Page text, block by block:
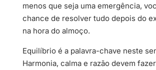
menos que seja uma emergência,
chance de resolver tudo depois do
na hora do almoço.
Equilíbrio é a palavra-chave neste
Harmonia, calma e razão devem